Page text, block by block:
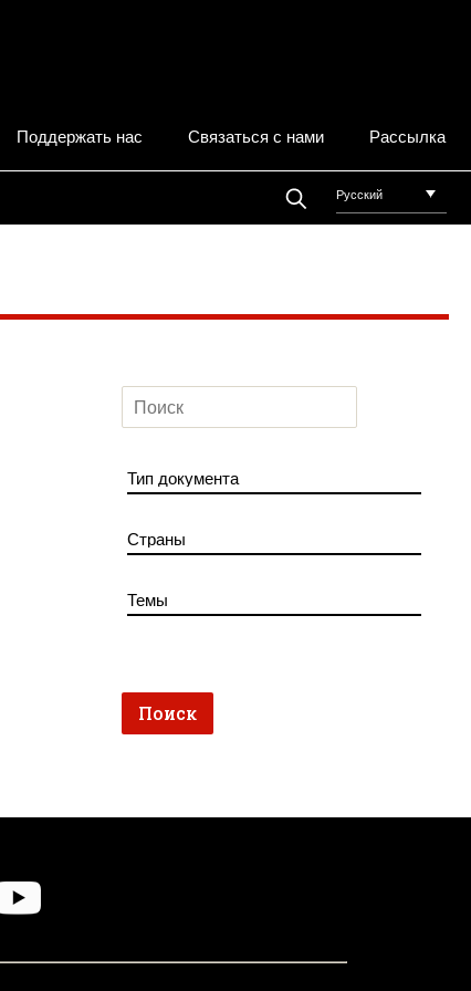
Поддержать нас Связаться с нами Рассылка
Русский